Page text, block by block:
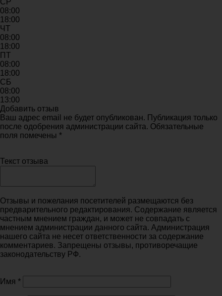
08:00
18:00
ЧТ
08:00
18:00
ПТ
08:00
18:00
СБ
08:00
13:00
Добавить отзыв
Ваш адрес email не будет опубликован. Публикация только
после одобрения администрации сайта. Обязательные
поля помечены *
Текст отзыва
Отзывы и пожелания посетителей размещаются без
предварительного редактирования. Содержание является
частным мнением граждан, и может не совпадать с
мнением администрации данного сайта. Администрация
нашего сайта не несет ответственности за содержание
комментариев. Запрещены отзывы, противоречащие
законодательству РФ.
Имя *